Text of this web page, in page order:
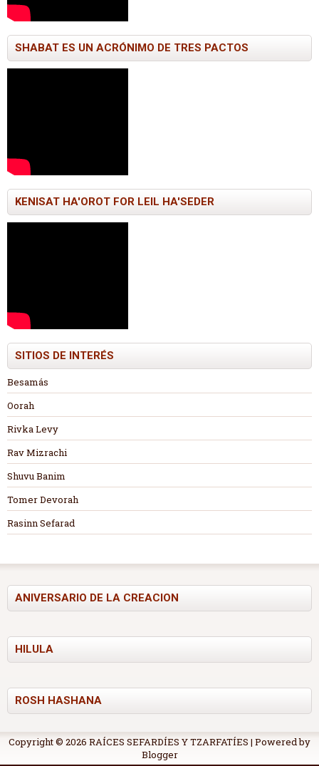
SHABAT ES UN ACRÓNIMO DE TRES PACTOS
KENISAT HA'OROT FOR LEIL HA'SEDER
SITIOS DE INTERÉS
Besamás
Oorah
Rivka Levy
Rav Mizrachi
Shuvu Banim
Tomer Devorah
Rasinn Sefarad
ANIVERSARIO DE LA CREACION
HILULA
ROSH HASHANA
Copyright © 2026 RAÍCES SEFARDÍES Y TZARFATÍES | Powered by
Blogger